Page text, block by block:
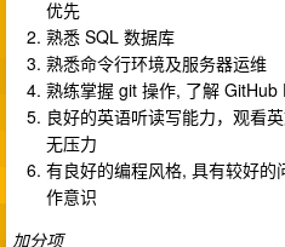
优先
熟悉 SQL 数据库
熟悉命令行环境及服务器运维
熟练掌握 git 操作, 了解 GitHub
良好的英语听读写能力，观看
无压力
有良好的编程风格, 具有较好
作意识
加分项